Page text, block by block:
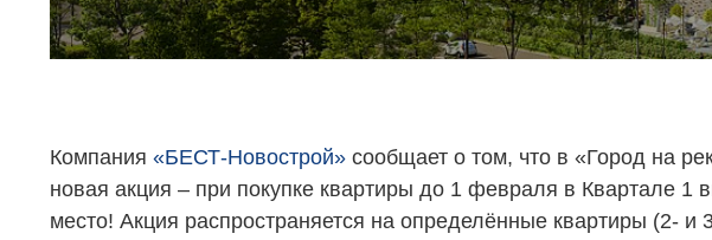
НЕДВИЖИМОСТЬ ПОКУПАТЕЛЯМ
Компания «БЕСТ-Новострой» сообщает о том, что в «Город на
новая акция – при покупке квартиры до 1 февраля в Квартале 1
место! Акция распространяется на определённые квартиры (2-